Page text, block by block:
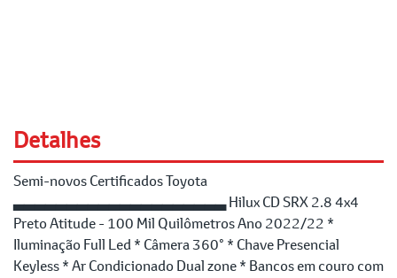
Detalhes
Semi-novos Certificados Toyota
▃▃▃▃▃▃▃▃▃▃▃▃▃▃▃▃▃▃▃▃ Hilux CD SRX 2.8 4x4
Preto Atitude - 100 Mil Quilômetros Ano 2022/22 *
Iluminação Full Led * Câmera 360° * Chave Presencial
Keyless * Ar Condicionado Dual zone * Bancos em couro com